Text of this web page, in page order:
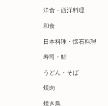
洋食・西洋料理
和食
日本料理・懐石料理
寿司・鮨
うどん・そば
焼肉
焼き鳥